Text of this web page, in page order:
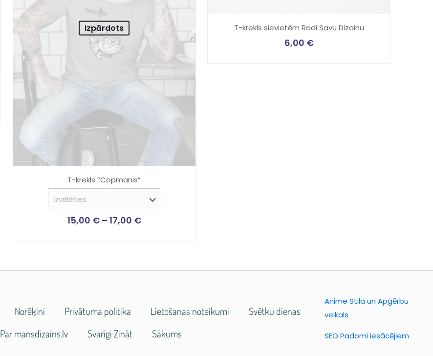
Izpārdots
T-krekls “Copmanis”
15,00 € – 17,00 €
T-krekls sievietēm Radi Savu Dizainu
6,00 €
Norēķini Privātuma politika Lietošanas noteikumi
Svētku dienas
Par mansdizains.lv
Svarīgi Zināt Sākums
Anime Stila un Apģērbu
veikals
SEO Padomi iesācējiem